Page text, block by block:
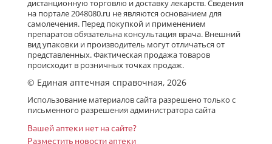
Олапасан (капли глазные 0.2 % 2.5
мл фл.-кап. (1)) Сан Фармасьютикал
Индастриз Лтд Индия
Нет в аптеках города
мл фл.-кап. (1)) Микро Лабс Лимитед
Индия
есть в 2 аптеках
от 309,00 до 309,00
дистанционную торговлю и доставку лекарств. Сведения
на портале 2048080.ru не являются основанием для
самолечения. Перед покупкой и применением
препаратов обязательна консультация врача. Внешний
вид упаковки и производитель могут отличаться от
представленных. Фактическая продажа товаров
происходит в розничных точках продаж.
© Единая аптечная справочная, 2026
Использование материалов сайта разрешено только с
письменного разрешения администратора сайта
Вашей аптеки нет на сайте?
Разместить новости аптеки